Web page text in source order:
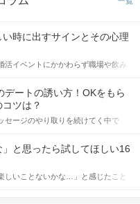
時に出すサインとその心理
活イベントにかかわらず職場や飲み
右されます。 これから恋人作りを本
、女性が異性を求めて出すサイン
行動に移せるかどうかが重要。 この
しい時に出すサインとその心理を
べきかをご紹介していきます。
デートの誘い方！OKをもら
ツは？
セージのやり取りを続けてく中で
らいいの？」とお困りの男性もいら
か。 そこで今回は、男性から女性へ
のコツをご紹介します。例文も混じ
考にしてください。
」と思ったら試してほしい16
しいことないかな…」と感じたこと